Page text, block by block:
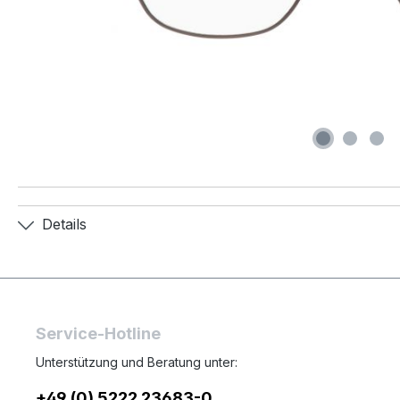
Details
Service-Hotline
Unterstützung und Beratung unter: